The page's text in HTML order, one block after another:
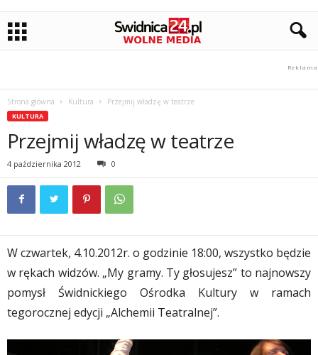
Strona główna Kultura Przejmij władzę w teatrze
KULTURA
Przejmij władzę w teatrze
4 października 2012 0
W czwartek, 4.10.2012r. o godzinie 18:00, wszystko będzie
w rękach widzów. „My gramy. Ty głosujesz” to najnowszy
pomysł Świdnickiego Ośrodka Kultury w ramach
tegorocznej edycji „Alchemii Teatralnej”.